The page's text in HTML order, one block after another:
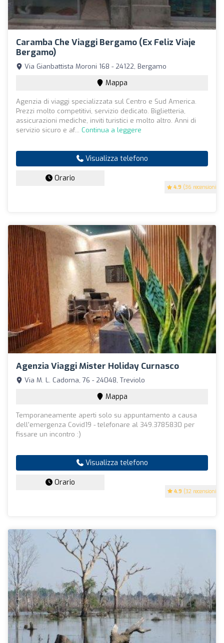
Caramba Che Viaggi Bergamo (ex Feliz Viaje
Bergamo)
4.9 (36 recensioni)
Via Gianbattista Moroni 168 - 24122, Bergamo
Mappa
Agenzia di viaggi specializzata sul Centro e Sud America.
Prezzi molto competitivi, servizio dedicato. Biglietteria,
assicurazioni mediche, inviti turistici e molto altro. Anni di
servizio sicuro e af... Continua a leggere
Visualizza telefono
Orario
Agenzia Viaggi Mister Holiday Curnasco
4.9 (32 recensioni)
Via M. L. Cadorna, 76 - 24048, Treviolo
Mappa
Temporaneamente aperti solo su appuntamento a causa
dell'emergenza Covid19 - telefonare al 349.3785830 per
fissare un incontro :)
Visualizza telefono
Orario